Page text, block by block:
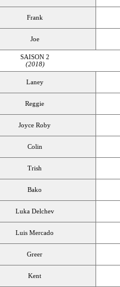
Frank
Joe
SAISON 2
(2018)
Laney
Reggie
Joyce Roby
Colin
Trish
Bako
Luka Delchev
Luis Mercado
Greer
Kent